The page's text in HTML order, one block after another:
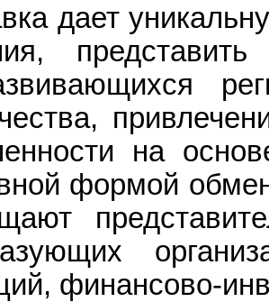
дает
на
формой
финансово-